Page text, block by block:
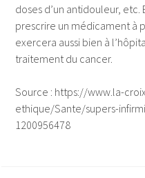
doses d’un antidouleur,
prescrire un médicament à
exercera aussi bien à
traitement du cancer.
Source : https://www.la-
ethique/Sante/supers-
1200956478